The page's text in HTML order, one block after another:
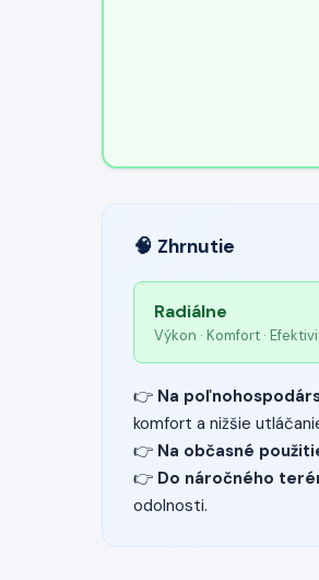
🧠 Zhrnutie
Radiálne
Výkon · Komfort ·
👉 Na
komfort a nižšie
👉 Na občasné
👉 Do náročného
odolnosti.